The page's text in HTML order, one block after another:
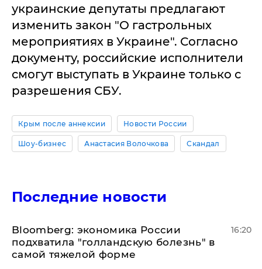
украинские депутаты предлагают
изменить закон "О гастрольных
мероприятиях в Украине". Согласно
документу, российские исполнители
смогут выступать в Украине только с
разрешения СБУ.
Крым после аннексии Новости России
Шоу-бизнес Анастасия Волочкова Скандал
Последние новости
Bloomberg: экономика России
подхватила "голландскую болезнь" в
самой тяжелой форме
16:20